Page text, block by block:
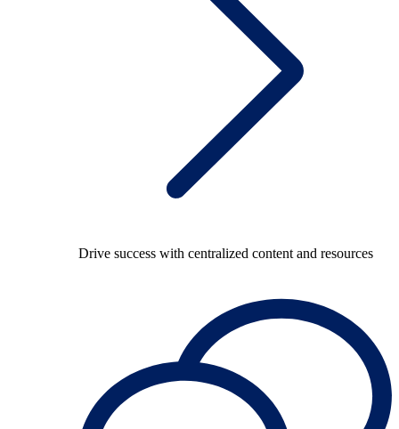
Drive success with centralized content and resources